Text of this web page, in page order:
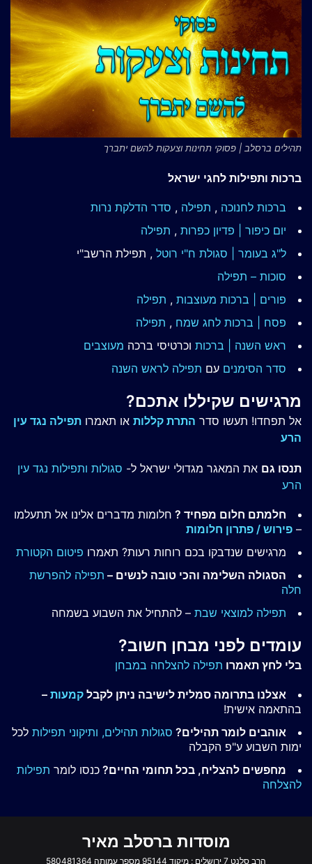
תהילים ברסלב | פסוקי תחינות וצעקות להשם יתברך
ברכות ותפילות לחגי ישראל
ברכות לחנוכה , תפילה , סדר הדלקת נרות
יום כיפור | פדיון כפרות , תפילה
ל"ג בעומר | סגולת ח"י רוטל , תפילת הרשב"י
סוכות – תפילה
פורים | ברכות מעוצבות , תפילה
פסח | ברכות לחג שמח , תפילה
ראש השנה | ברכות וכרטיסי ברכה מעוצבים
סדר הסימנים עם תפילה לראש השנה
מרגישים שקיללו אתכם?
אל תפחדו! תעשו סדר התרת קללות או תאמרו תפילה נגד עין
הרע
תנסו גם את המאגר מגדולי ישראל ל- סגולות ותפילות נגד עין
הרע
חלמתם חלום מפחיד ? חלומות מדברים אלינו אל תתעלמו
– פירוש / פתרון חלומות
מרגישים שנדבקו בכם רוחות רעות? תאמרו פיטום הקטורת
הסגולה השלימה והכי טובה לנשים – תפילה להפרשת
חלה
תפילה למוצאי שבת – להתחיל את השבוע בשמחה
עומדים לפני מבחן חשוב?
בלי לחץ תאמרו תפילה להצלחה במבחן
אצלנו בתרומה סמלית לישיבה ניתן לקבל קמעות –
בהתאמה אישית!
אוהבים לומר תהילים? סגולות תהילים, ותיקוני תפילות לכל
ימות השבוע ע"פ הקבלה
מחפשים להצליח, בכל תחומי החיים? כנסו לומר תפילות
להצלחה
מוסדות ברסלב מאיר
הרב סלנט 7 ירושלים ; מיקוד 95144 מספר עמותה 580481364